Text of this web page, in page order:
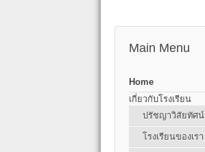
Main Menu
Home
เกี่ยวกับโรงเรียน
ปรัชญาวิสัยทัศน์
โรงเรียนของเรา